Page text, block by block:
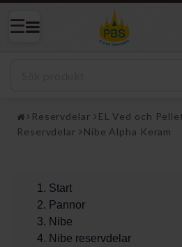
Reservdelar EL Ved och
Reservdelar
Nibe Alpha Keram
Start
Pannor
Nibe
Nibe reservdelar